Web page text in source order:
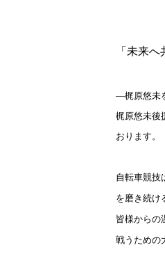
「未来へ
―梶原悠未
梶原悠未後
おります。
自転車競技
を磨き続け
皆様からの
戦うための